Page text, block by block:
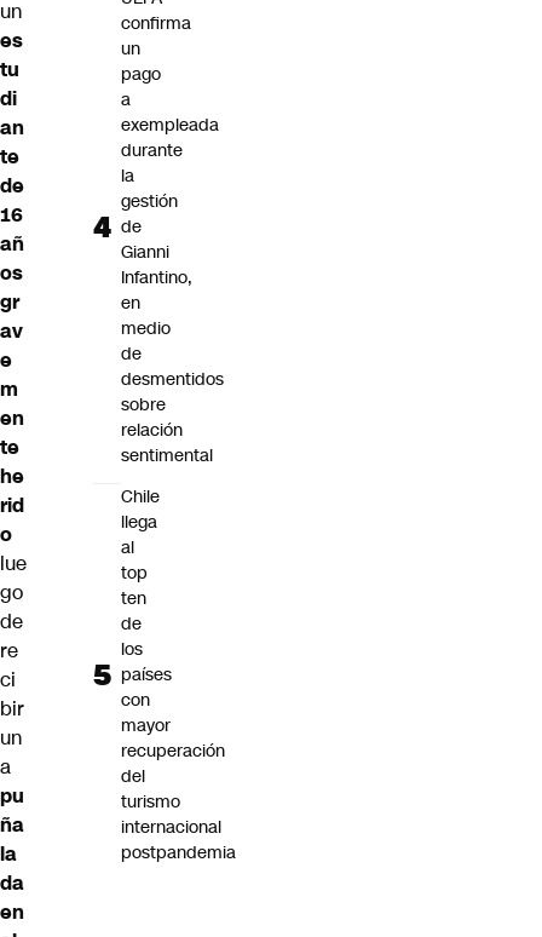
un
es
tu
di
an
te
de
16
añ
os
gr
av
e
m
en
te
he
rid
o
lue
go
de
re
ci
bir
un
a
pu
ña
la
da
en
confirma
un
pago
a
exempleada
durante
la
gestión
de
Gianni
Infantino,
en
medio
de
desmentidos
sobre
relación
sentimental
Chile
llega
al
top
ten
de
los
países
con
mayor
recuperación
del
turismo
internacional
postpandemia